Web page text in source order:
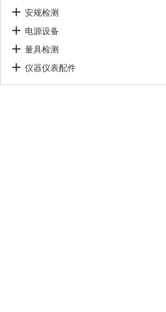
安规检测
电源设备
量具检测
仪器仪表配件